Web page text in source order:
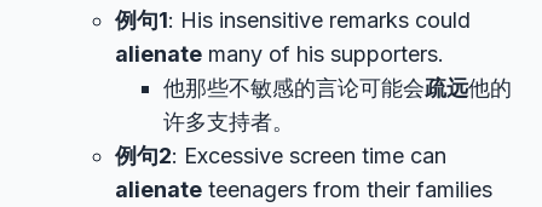
例句1: His insensitive remarks could
alienate many of his supporters.
他那些不敏感的言论可能会疏远他的
许多支持者。
例句2: Excessive screen time can
alienate teenagers from their families